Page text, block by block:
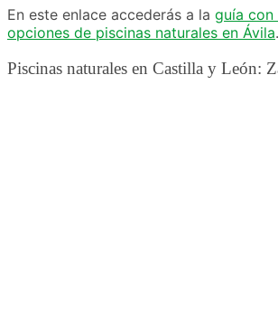
En este enlace accederás a la guía con
opciones de piscinas naturales en Ávila.
Piscinas naturales en Castilla y León: